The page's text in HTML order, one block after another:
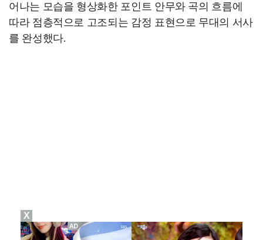
어나는 모습을 형상화한 포인트 안무와 곡의 흐름에
따라 점층적으로 고조되는 감정 표현으로 무대의 서사
를 완성했다.
X